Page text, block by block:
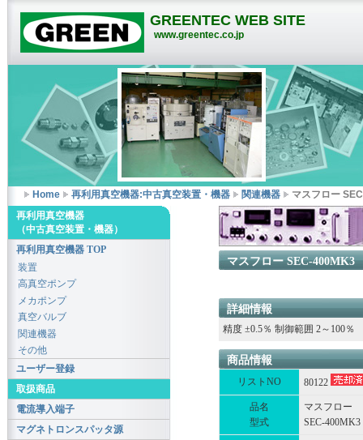
GREENTEC WEB SITE
www.greentec.co.jp
Home 再利用真空機器:中古真空装置・機器 関連機器 マスフロー
マスフロー SEC-400MK3
詳細情報
精度 ±0.5％ 制御範囲 2～100％
商品情報
リストNO 80122
品名
型式
マスフロー
SEC-400MK3
再利用真空機器
（中古真空装置・機器）
再利用真空機器 TOP
装置
高真空ポンプ
メカポンプ
真空バルブ
関連機器
その他
ユーザー登録
取扱商品
電流導入端子
マグネトロンスパッタ源